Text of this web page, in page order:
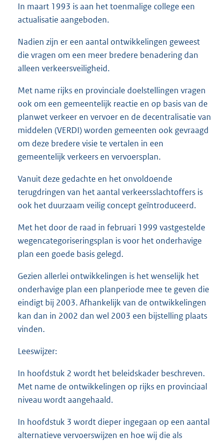
In maart 1993 is aan het toenmalige college een
actualisatie aangeboden.
Nadien zijn er een aantal ontwikkelingen geweest
die vragen om een meer bredere benadering dan
alleen verkeersveiligheid.
Met name rijks en provinciale doelstellingen vragen
ook om een gemeentelijk reactie en op basis van de
planwet verkeer en vervoer en de decentralisatie van
middelen (VERDI) worden gemeenten ook gevraagd
om deze bredere visie te vertalen in een
gemeentelijk verkeers en vervoersplan.
Vanuit deze gedachte en het onvoldoende
terugdringen van het aantal verkeersslachtoffers is
ook het duurzaam veilig concept geïntroduceerd.
Met het door de raad in februari 1999 vastgestelde
wegencategoriseringsplan is voor het onderhavige
plan een goede basis gelegd.
Gezien allerlei ontwikkelingen is het wenselijk het
onderhavige plan een planperiode mee te geven die
eindigt bij 2003. Afhankelijk van de ontwikkelingen
kan dan in 2002 dan wel 2003 een bijstelling plaats
vinden.
Leeswijzer:
In hoofdstuk 2 wordt het beleidskader beschreven.
Met name de ontwikkelingen op rijks en provinciaal
niveau wordt aangehaald.
In hoofdstuk 3 wordt dieper ingegaan op een aantal
alternatieve vervoerswijzen en hoe wij die als